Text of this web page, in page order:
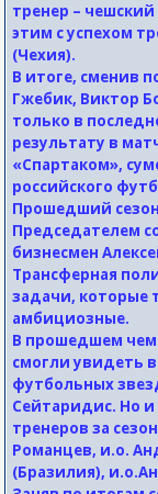
тренер –
этим с успехом
(Чехия).
В итоге, сменив
Гжебик, Виктор
только в
результату в
«Спартаком»,
российского
Прошедший
Председателем
бизнесмен
Трансферная
задачи, которые
амбициозные.
В прошедшем
смогли увидеть
футбольных
Сейтаридис. Но и
тренеров за
Романцев, и.о.
(Бразилия),